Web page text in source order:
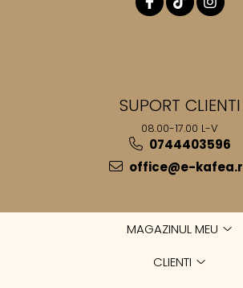
SUPORT CLIENTI
08.00-17.00 L-V
0744403596
office@e-
MAGAZINUL MEU
CLIENTI